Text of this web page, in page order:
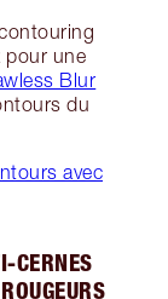
pour une
Blur
du
avec
CERNES